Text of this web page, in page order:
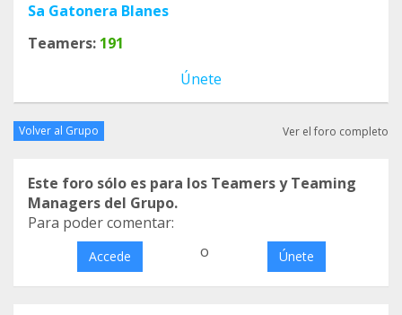
Sa Gatonera Blanes
Teamers: 191
Únete
Volver al Grupo Ver el foro completo
Este foro sólo es para los Teamers y Teaming
Managers del Grupo.
Para poder comentar:
Accede o Únete